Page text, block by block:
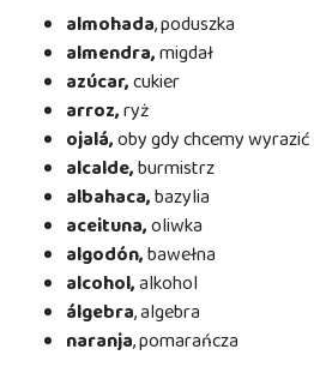
almohada, poduszka
almendra,migdał
azúcar,cukier
arroz,ryż
ojalá,oby gdy chcemy
alcalde,burmistrz
albahaca,bazylia
aceituna,oliwka
algodón,bawełna
alcohol,alkohol
álgebra, algebra
naranja, pomarańcza